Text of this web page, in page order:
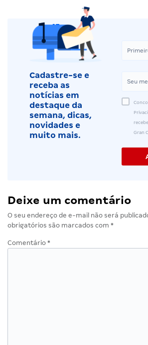
Cadastre-se e
receba as
notícias em
destaque da
semana, dicas,
novidades e
muito mais.
Gran
Deixe um comentário
O seu endereço de e-mail não será
obrigatórios são marcados com *
Comentário *